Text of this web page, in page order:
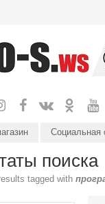
Социальная
поиска
tagged with